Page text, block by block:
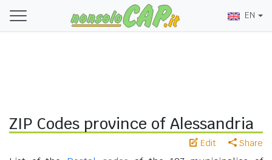
EN
ZIP Codes province of Alessandria
Edit Share